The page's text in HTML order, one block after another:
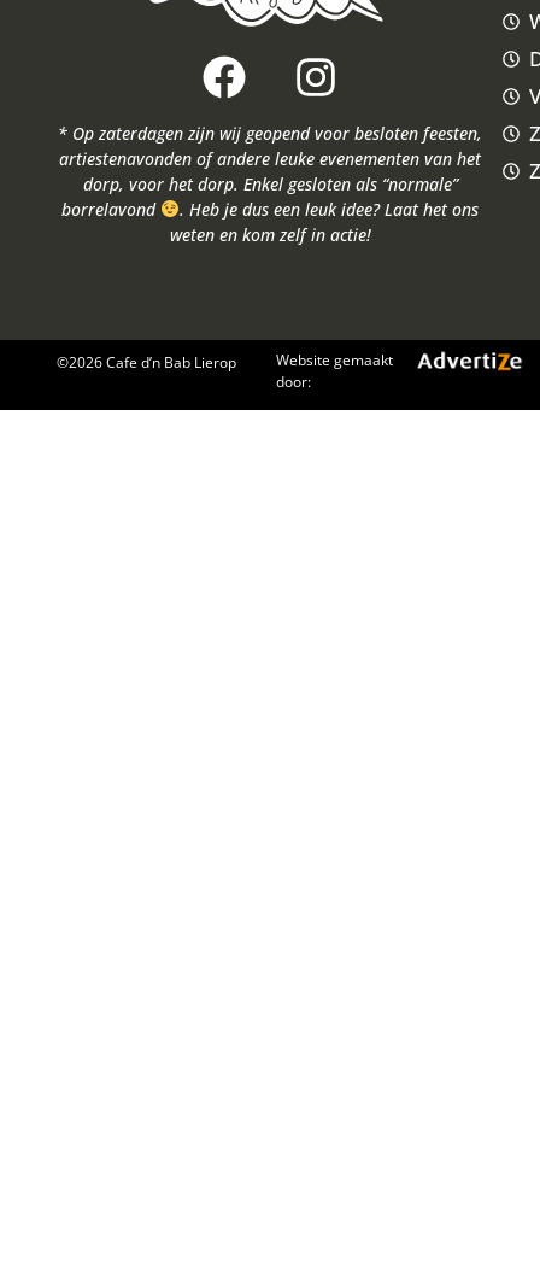
* Op zaterdagen zijn wij geopend voor besloten feesten,
artiestenavonden of andere leuke evenementen van het
dorp, voor het dorp. Enkel gesloten als “normale”
borrelavond
. Heb je dus een leuk idee? Laat het ons
weten en kom zelf in actie!
©2026 Cafe d’n Bab Lierop
Website gemaakt
door: